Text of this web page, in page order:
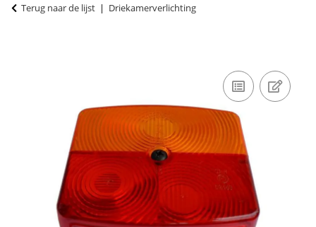
Terug naar de lijst Driekamerverlichting